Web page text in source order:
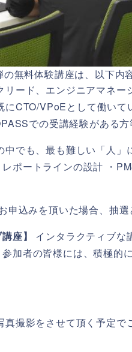
無料体験講座は、以下内
リード、エンジニアマネ
にCTO/VPoEとして働い
での受講経験がある
中でも、最も難しい「人」
ポートラインの設計 ・
申込みを頂いた場合、抽選
座】
インタラクティブな
加者の皆様には、積極的
真撮影をさせて頂く予定